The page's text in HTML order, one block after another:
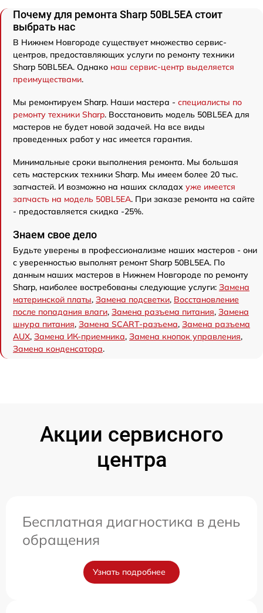
Почему для ремонта Sharp 50BL5EA стоит
выбрать нас
В Нижнем Новгороде существует множество сервис-
центров, предоставляющих услуги по ремонту техники
Sharp 50BL5EA. Однако наш сервис-центр выделяется
преимуществами.
Мы ремонтируем Sharp. Наши мастера - специалисты по
ремонту техники Sharp. Восстановить модель 50BL5EA для
мастеров не будет новой задачей. На все виды
проведенных работ у нас имеется гарантия.
Минимальные сроки выполнения ремонта. Мы большая
сеть мастерских техники Sharp. Мы имеем более 20 тыс.
запчастей. И возможно на наших складах уже имеется
запчасть на модель 50BL5EA. При заказе ремонта на сайте
- предоставляется скидка -25%.
Знаем свое дело
Будьте уверены в профессионализме наших мастеров - они
с уверенностью выполнят ремонт Sharp 50BL5EA. По
данным наших мастеров в Нижнем Новгороде по ремонту
Sharp, наиболее востребованы следующие услуги: Замена
материнской платы, Замена подсветки, Восстановление
после попадания влаги, Замена разъема питания, Замена
шнура питания, Замена SCART-разъема, Замена разъема
AUX, Замена ИК-приемника, Замена кнопок управления,
Замена конденсатора.
Акции сервисного
центра
Бесплатная диагностика в день
обращения
Узнать подробнее